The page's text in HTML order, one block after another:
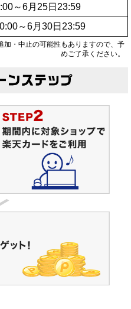
～6月25日23:59
～6月30日23:59
・中止の可能性もありますので、予
めご了承ください。